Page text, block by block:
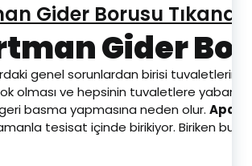
Gider Borusu Tıkandı
Gider
genel sorunlardan birisi tuvaletlerin
çok olması ve hepsinin tuvaletlere
basma yapmasına neden olur.
tesisat içinde birikiyor. Biriken bu